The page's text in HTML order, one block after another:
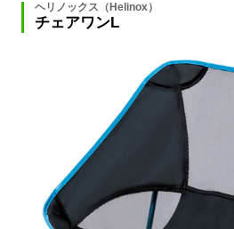
ヘリノックス（Helinox）
チェアワンL